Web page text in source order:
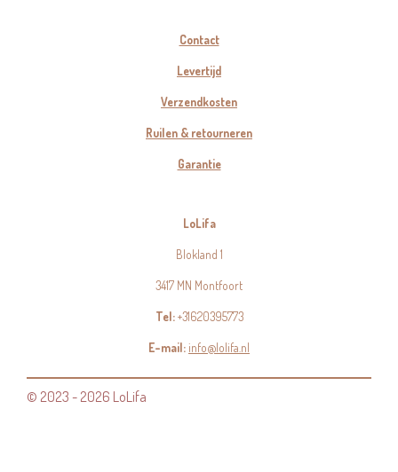
Contact
Levertijd
Verzendkosten
Ruilen & retourneren
Garantie
LoLifa
Blokland 1
3417 MN Montfoort
Tel:+31620395773
E-mail:info@lolifa.nl
© 2023 - 2026 LoLifa